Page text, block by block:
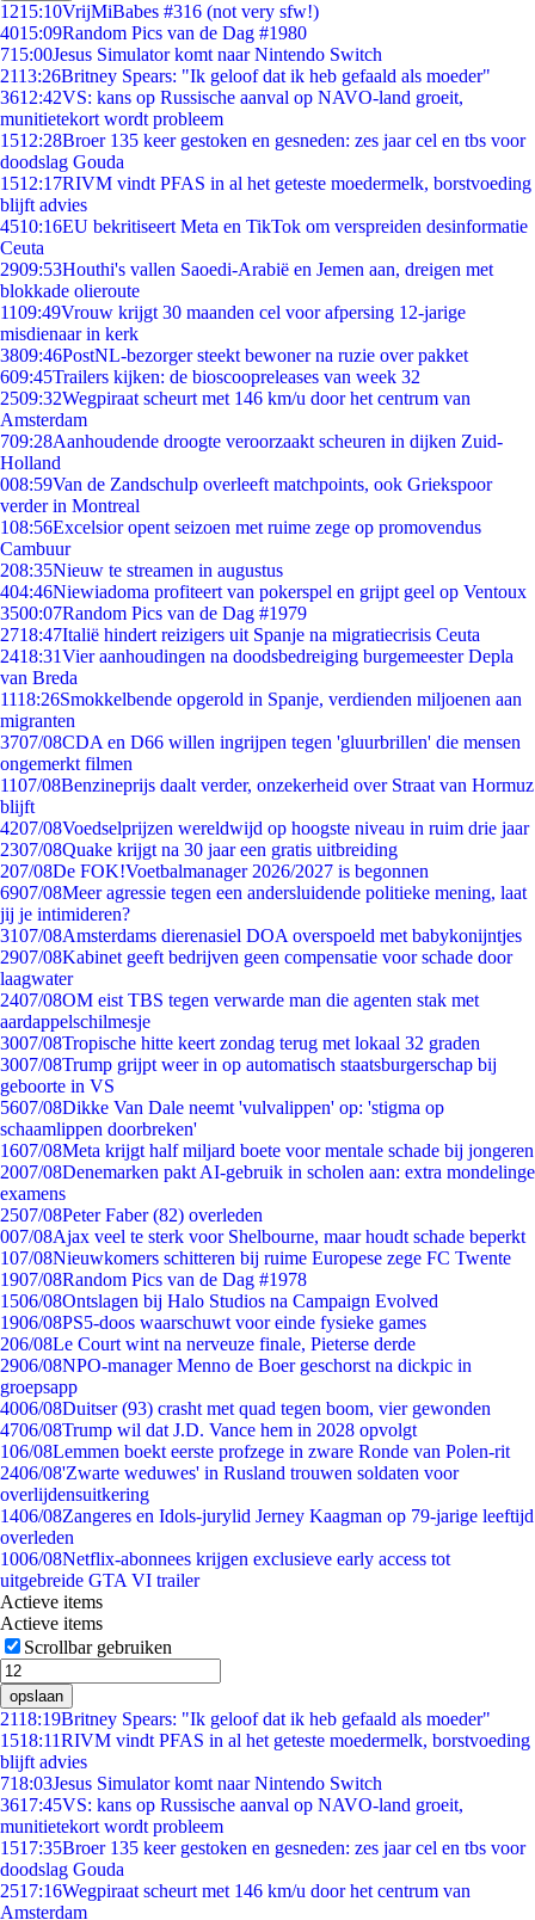
1215:10VrijMiBabes #316 (not very sfw!)
4015:09Random Pics van de Dag #1980
715:00Jesus Simulator komt naar Nintendo Switch
2113:26Britney Spears: "Ik geloof dat ik heb gefaald als moeder"
3612:42VS: kans op Russische aanval op NAVO-land groeit,
munitietekort wordt probleem
1512:28Broer 135 keer gestoken en gesneden: zes jaar cel en tbs voor
doodslag Gouda
1512:17RIVM vindt PFAS in al het geteste moedermelk, borstvoeding
blijft advies
4510:16EU bekritiseert Meta en TikTok om verspreiden desinformatie
Ceuta
2909:53Houthi's vallen Saoedi-Arabië en Jemen aan, dreigen met
blokkade olieroute
1109:49Vrouw krijgt 30 maanden cel voor afpersing 12-jarige
misdienaar in kerk
3809:46PostNL-bezorger steekt bewoner na ruzie over pakket
609:45Trailers kijken: de bioscoopreleases van week 32
2509:32Wegpiraat scheurt met 146 km/u door het centrum van
Amsterdam
709:28Aanhoudende droogte veroorzaakt scheuren in dijken Zuid-
Holland
008:59Van de Zandschulp overleeft matchpoints, ook Griekspoor
verder in Montreal
108:56Excelsior opent seizoen met ruime zege op promovendus
Cambuur
208:35Nieuw te streamen in augustus
404:46Niewiadoma profiteert van pokerspel en grijpt geel op Ventoux
3500:07Random Pics van de Dag #1979
2718:47Italië hindert reizigers uit Spanje na migratiecrisis Ceuta
2418:31Vier aanhoudingen na doodsbedreiging burgemeester Depla
van Breda
1118:26Smokkelbende opgerold in Spanje, verdienden miljoenen aan
migranten
3707/08CDA en D66 willen ingrijpen tegen 'gluurbrillen' die mensen
ongemerkt filmen
1107/08Benzineprijs daalt verder, onzekerheid over Straat van Hormuz
blijft
4207/08Voedselprijzen wereldwijd op hoogste niveau in ruim drie jaar
2307/08Quake krijgt na 30 jaar een gratis uitbreiding
207/08De FOK!Voetbalmanager 2026/2027 is begonnen
6907/08Meer agressie tegen een andersluidende politieke mening, laat
jij je intimideren?
3107/08Amsterdams dierenasiel DOA overspoeld met babykonijntjes
2907/08Kabinet geeft bedrijven geen compensatie voor schade door
laagwater
2407/08OM eist TBS tegen verwarde man die agenten stak met
aardappelschilmesje
3007/08Tropische hitte keert zondag terug met lokaal 32 graden
3007/08Trump grijpt weer in op automatisch staatsburgerschap bij
geboorte in VS
5607/08Dikke Van Dale neemt 'vulvalippen' op: 'stigma op
schaamlippen doorbreken'
1607/08Meta krijgt half miljard boete voor mentale schade bij jongeren
2007/08Denemarken pakt AI-gebruik in scholen aan: extra mondelinge
examens
2507/08Peter Faber (82) overleden
007/08Ajax veel te sterk voor Shelbourne, maar houdt schade beperkt
107/08Nieuwkomers schitteren bij ruime Europese zege FC Twente
1907/08Random Pics van de Dag #1978
1506/08Ontslagen bij Halo Studios na Campaign Evolved
1906/08PS5-doos waarschuwt voor einde fysieke games
206/08Le Court wint na nerveuze finale, Pieterse derde
2906/08NPO-manager Menno de Boer geschorst na dickpic in
groepsapp
4006/08Duitser (93) crasht met quad tegen boom, vier gewonden
4706/08Trump wil dat J.D. Vance hem in 2028 opvolgt
106/08Lemmen boekt eerste profzege in zware Ronde van Polen-rit
2406/08'Zwarte weduwes' in Rusland trouwen soldaten voor
overlijdensuitkering
1406/08Zangeres en Idols-jurylid Jerney Kaagman op 79-jarige leeftijd
overleden
1006/08Netflix-abonnees krijgen exclusieve early access tot
uitgebreide GTA VI trailer
Actieve items
Actieve items
Scrollbar gebruiken
opslaan
2118:19Britney Spears: "Ik geloof dat ik heb gefaald als moeder"
1518:11RIVM vindt PFAS in al het geteste moedermelk, borstvoeding
blijft advies
718:03Jesus Simulator komt naar Nintendo Switch
3617:45VS: kans op Russische aanval op NAVO-land groeit,
munitietekort wordt probleem
1517:35Broer 135 keer gestoken en gesneden: zes jaar cel en tbs voor
doodslag Gouda
2517:16Wegpiraat scheurt met 146 km/u door het centrum van
Amsterdam